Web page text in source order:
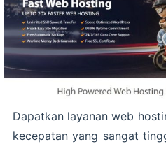
Dapatkan layanan web
kecepatan yang sangat